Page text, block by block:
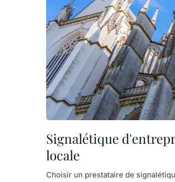
Signalétique
locale
Choisir un prestataire de